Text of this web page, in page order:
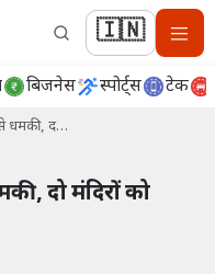
🇮🇳
बिजनेस स्पोर्ट्स टेक
से धमकी, द…
दो मंदिरों को